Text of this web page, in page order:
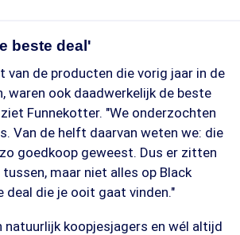
beste deal'
van de producten die vorig jaar in de
waren ook daadwerkelijk de beste
Funnekotter. "We onderzochten
Van de helft daarvan weten we: die
goedkoop geweest. Dus er zitten
maar niet alles op Black
deal die je ooit gaat vinden."
natuurlijk koopjesjagers en wél altijd